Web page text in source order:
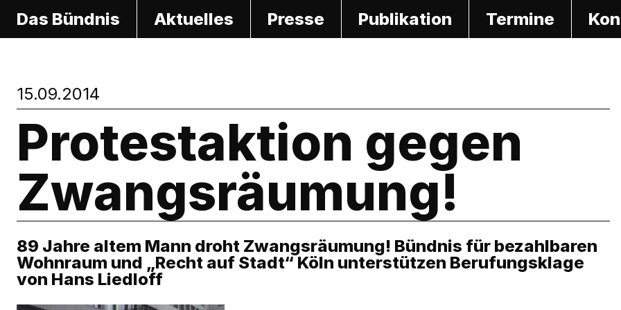
Das Bündnis Aktuelles Presse Publikation Termine
15.09.2014
Protestaktion gegen
Zwangsräumung!
89 Jahre altem Mann droht Zwangsräumung! Bündnis für bezahlbaren
Wohnraum und „Recht auf Stadt“ Köln unterstützen Berufungsklage
von Hans Liedloff